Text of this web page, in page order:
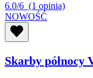
6.0/6 (1 opinia)
NOWOŚĆ
Skarby północy